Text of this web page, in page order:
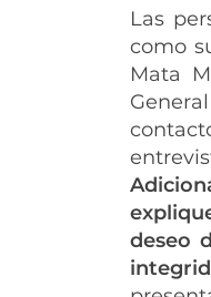
Las
como
Mata
deseo